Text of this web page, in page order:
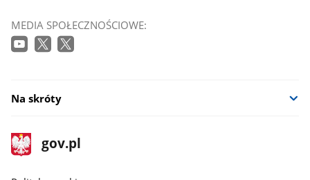
MEDIA SPOŁECZNOŚCIOWE:
Na skróty
stopka
gov.pl
Strona
gov.pl